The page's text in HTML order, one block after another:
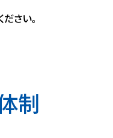
さい。
制